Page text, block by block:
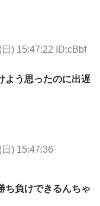
) 15:47:22 ID:cBbf
よう思ったのに出遅
) 15:47:36
ち負けできるんちゃ